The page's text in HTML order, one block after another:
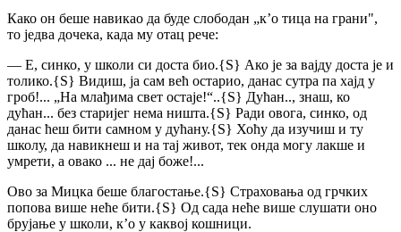
Како он беше навикао да буде слободан „к’о тица на грани",
то једва дочека, када му отац рече:
— Е, синко, у школи си доста био.{S} Ако је за вајду доста је и
толико.{S} Видиш, ја сам већ остарио, данас сутра па хајд у
гроб!... „На млађима свет остаје!“..{S} Дућан.., знаш, ко
дућан... без старијег нема ништа.{S} Ради овога, синко, од
данас ћеш бити самном у дућану.{S} Хоћу да изучиш и ту
школу, да навикнеш и на тај живот, тек онда могу лакше и
умрети, а овако ... не дај боже!...
Ово за Мицка беше благостање.{S} Страховања од грчких
попова више неће бити.{S} Од сада неће више слушати оно
брујање у школи, к’о у каквој кошници.